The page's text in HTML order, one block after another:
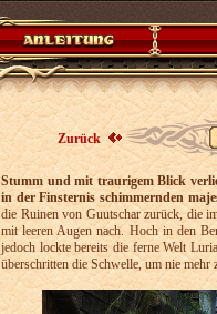
Zurück
Stumm und mit traurigem Blick
in der Finsternis schimmernden
die Ruinen von Guutschar zurück, die
mit leeren Augen nach. Hoch in den
jedoch lockte bereits die ferne Welt
überschritten die Schwelle, um nie mehr